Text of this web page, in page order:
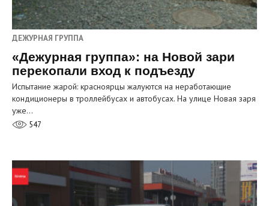
ДЕЖУРНАЯ ГРУППА
«Дежурная группа»: на Новой зари
перекопали вход к подъезду
Испытание жарой: красноярцы жалуются на неработающие
кондиционеры в троллейбусах и автобусах. На улице Новая заря
уже…
547